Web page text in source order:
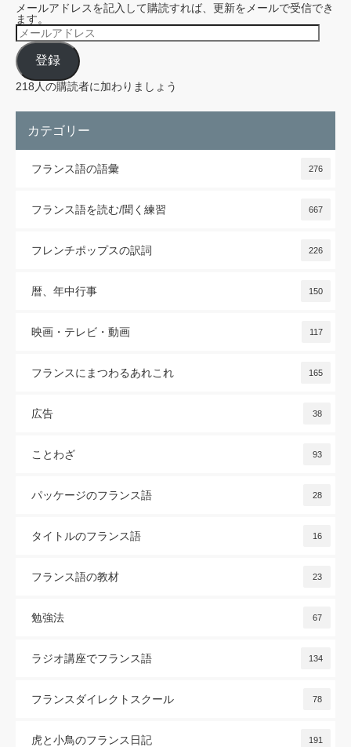
メールアドレスを記入して購読すれば、更新をメールで受信でき
ます。
メ
ー
ル
ア
ド
レ
登録
218人の購読者に加わりましょう
カテゴリー
フランス語の語彙 276
フランス語を読む/聞く練習 667
フレンチポップスの訳詞 226
暦、年中行事 150
映画・テレビ・動画 117
フランスにまつわるあれこれ 165
広告 38
ことわざ 93
パッケージのフランス語 28
タイトルのフランス語 16
フランス語の教材 23
勉強法 67
ラジオ講座でフランス語 134
フランスダイレクトスクール 78
虎と小鳥のフランス日記 191